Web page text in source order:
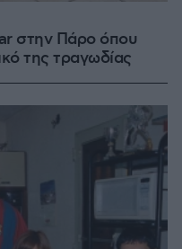
στην Πάρο όπου
της τραγωδίας